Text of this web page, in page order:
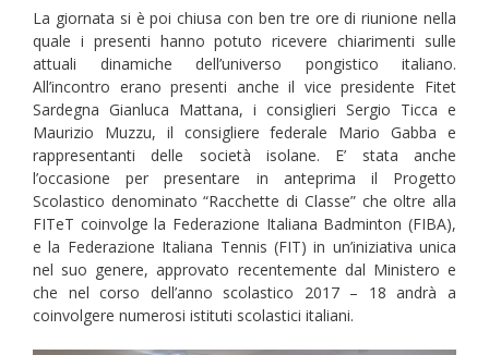
La giornata si è poi chiusa con ben tre ore di riunione nella
quale i presenti hanno potuto ricevere chiarimenti sulle
attuali dinamiche dell’universo pongistico italiano.
All’incontro erano presenti anche il vice presidente Fitet
Sardegna Gianluca Mattana, i consiglieri Sergio Ticca e
Maurizio Muzzu, il consigliere federale Mario Gabba e
rappresentanti delle società isolane. E’ stata anche
l’occasione per presentare in anteprima il Progetto
Scolastico denominato “Racchette di Classe” che oltre alla
FITeT coinvolge la Federazione Italiana Badminton (FIBA),
e la Federazione Italiana Tennis (FIT) in un’iniziativa unica
nel suo genere, approvato recentemente dal Ministero e
che nel corso dell’anno scolastico 2017 – 18 andrà a
coinvolgere numerosi istituti scolastici italiani.